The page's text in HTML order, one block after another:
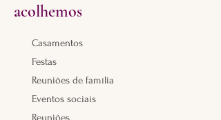
acolhemos
Casamentos
Festas
Reuniões de família
Eventos sociais
Reuniões